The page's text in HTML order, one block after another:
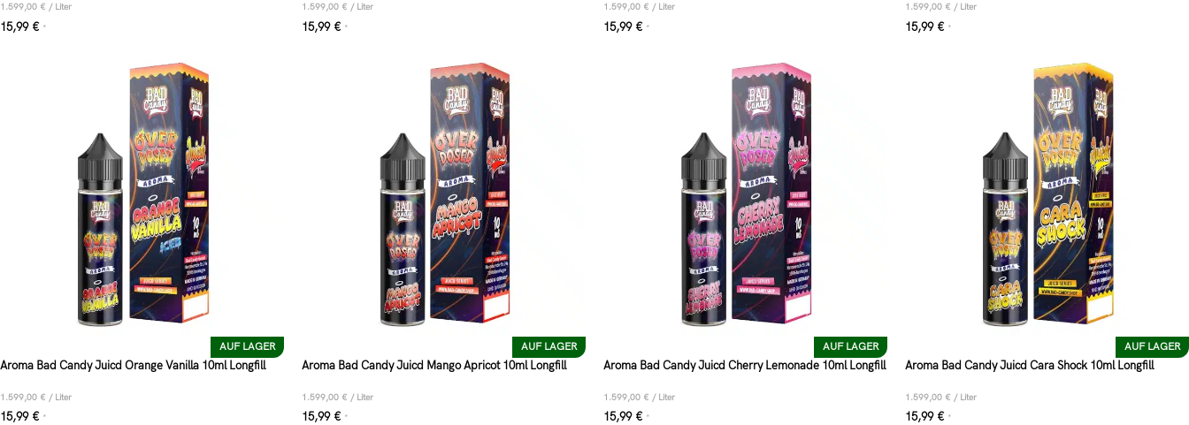
1.599,00 € / Liter
15,99 € *
1.599,00 € / Liter
15,99 € *
1.599,00 € / Liter
15,99 € *
1.599,00 € / Liter
15,99 € *
AUF LAGER
Aroma Bad Candy Juicd Orange Vanilla 10ml Longfill
1.599,00 € / Liter
15,99 € *
AUF LAGER
Aroma Bad Candy Juicd Mango Apricot 10ml Longfill
1.599,00 € / Liter
15,99 € *
AUF LAGER
Aroma Bad Candy Juicd Cherry Lemonade 10ml Longfill
1.599,00 € / Liter
15,99 € *
AUF LAGER
Aroma Bad Candy Juicd Cara Shock 10ml Longfill
1.599,00 € / Liter
15,99 € *